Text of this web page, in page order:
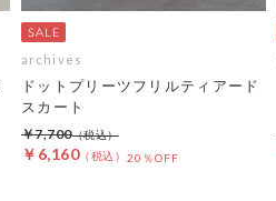
archives
ドットプリーツフリルティアード
スカート
￥6,160 20％OFF
￥7,700